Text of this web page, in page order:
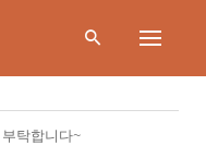
탁합니다~